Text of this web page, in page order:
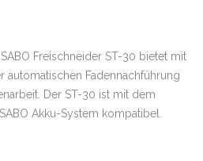
Freischneider ST-30 bietet mit
automatischen Fadennachführung
Der ST-30 ist mit dem
Akku-System kompatibel.